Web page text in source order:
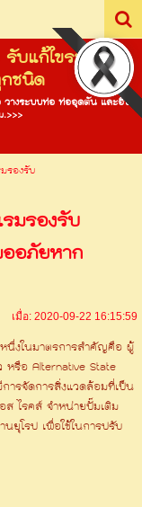
บแก้ไขระบบท่อ
ชนิด
างระบบท่อ ท่ออุดตัน และอื่นๆ
รองรับ
รมรองรับ
ออภัยหาก
เมื่อ: 2020-09-22 16:15:59
นึ่งในมาตรการสำคัญคือ ผู้
หรือ Alternative State
การจัดการสิ่งแวดล้อมที่เป็น
ไรคส์ จำหน่ายปั๊มเติม
ยุโรป เพื่อใช้ในการปรับ